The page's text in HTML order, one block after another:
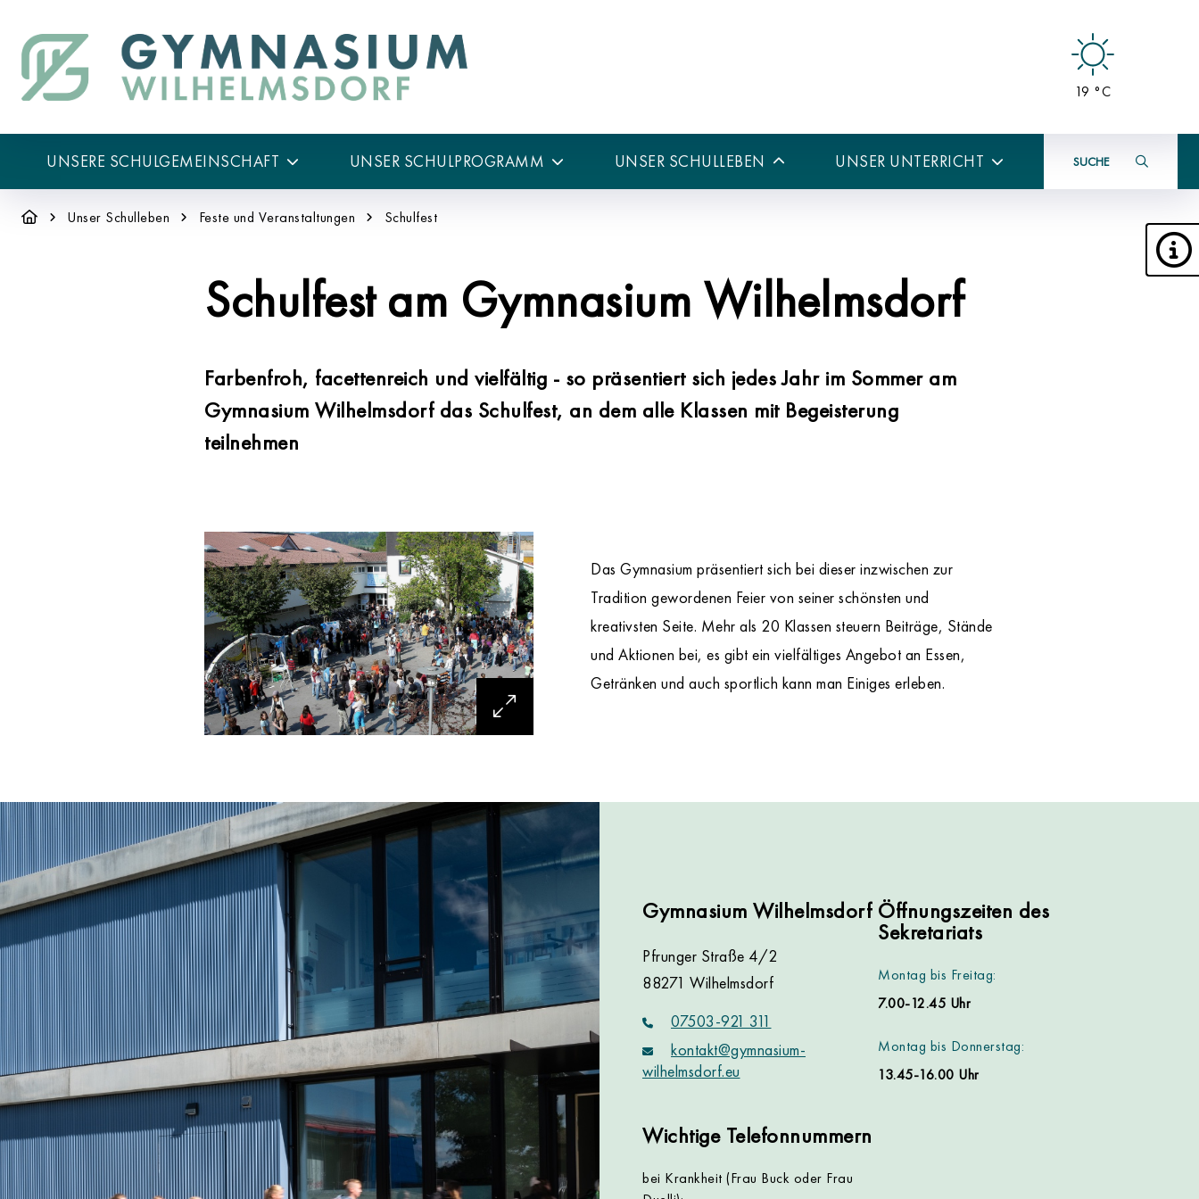
19 °C
UNSERE SCHULGEMEINSCHAFT UNSER SCHULPROGRAMM UNSER SCHULLEBEN UNSER UNTERRICHT SUCHE
Unser Schulleben Feste und Veranstaltungen Schulfest
Schulfest am Gymnasium Wilhelmsdorf
Farbenfroh, facettenreich und vielfältig - so präsentiert sich jedes Jahr im Sommer am
Gymnasium Wilhelmsdorf das Schulfest, an dem alle Klassen mit Begeisterung
teilnehmen
Das Gymnasium präsentiert sich bei dieser inzwischen zur
Tradition gewordenen Feier von seiner schönsten und
kreativsten Seite. Mehr als 20 Klassen steuern Beiträge, Stände
und Aktionen bei, es gibt ein vielfältiges Angebot an Essen,
Getränken und auch sportlich kann man Einiges erleben.
Gymnasium Wilhelmsdorf
Pfrunger Straße 4/2
88271 Wilhelmsdorf
07503-921 311
kontakt@gymnasium-
wilhelmsdorf.eu
Öffnungszeiten des
Sekretariats
Montag bis Freitag:
7.00-12.45 Uhr
Montag bis Donnerstag:
13.45-16.00 Uhr
Wichtige Telefonnummern
bei Krankheit (Frau Buck oder Frau